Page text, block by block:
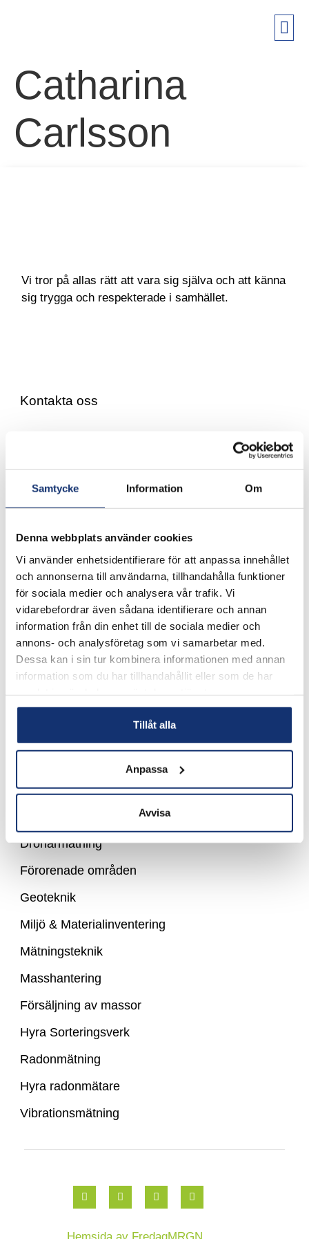
Samtycke Information Om
Denna webbplats använder cookies
Vi använder enhetsidentifierare för att anpassa innehållet
och annonserna till användarna, tillhandahålla funktioner
för sociala medier och analysera vår trafik. Vi
vidarebefordrar även sådana identifierare och annan
information från din enhet till de sociala medier och
annons- och analysföretag som vi samarbetar med.
Dessa kan i sin tur kombinera informationen med annan
information som du har tillhandahållit eller som de har
Tillåt alla
Anpassa
Avvisa
Catharina
Carlsson
Vi tror på allas rätt att vara sig själva och att känna
sig trygga och respekterade i samhället.
Kontakta oss
info@bjaremarkkonsult.se
Bjäre Markkonsult AB Fraktgatan 6, 262 73
GDPR och Cookies
Privat tjänster
Geoteknik
Utstakning & Lägeskontroll
Företag tjänster
Drönarmätning
Förorenade områden
Geoteknik
Miljö & Materialinventering
Mätningsteknik
Masshantering
Försäljning av massor
Hyra Sorteringsverk
Radonmätning
Hyra radonmätare
Vibrationsmätning